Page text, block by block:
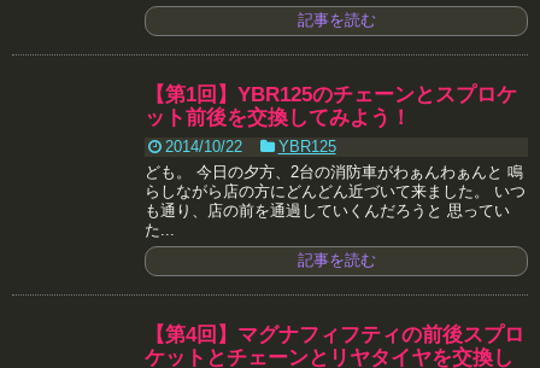
記事を読む
【第1回】YBR125のチェーンとスプロケ
ット前後を交換してみよう！
2014/10/22
YBR125
ども。 今日の夕方、2台の消防車がわぁんわぁんと 鳴
らしながら店の方にどんどん近づいて来ました。 いつ
も通り、店の前を通過していくんだろうと 思ってい
た...
記事を読む
【第4回】マグナフィフティの前後スプロ
ケットとチェーンとリヤタイヤを交換し